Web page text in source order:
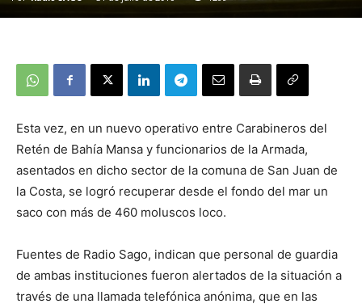
Esta vez, en un nuevo operativo entre Carabineros del
Retén de Bahía Mansa y funcionarios de la Armada,
asentados en dicho sector de la comuna de San Juan de
la Costa, se logró recuperar desde el fondo del mar un
saco con más de 460 moluscos loco.
Fuentes de Radio Sago, indican que personal de guardia
de ambas instituciones fueron alertados de la situación a
través de una llamada telefónica anónima, que en las